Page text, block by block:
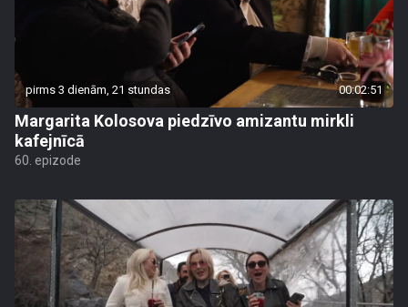
pirms 3 dienām, 21 stundas 00:02:51
Margarita Kolosova piedzīvo amizantu mirkli
kafejnīcā
60. epizode